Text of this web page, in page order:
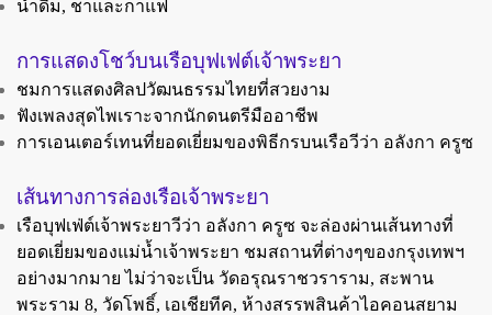
น้ำดื่ม, ชาและกาแฟ
การแสดงโชว์บนเรือบุฟเฟต์เจ้าพระยา
ชมการแสดงศิลปวัฒนธรรมไทยที่สวยงาม
ฟังเพลงสุดไพเราะจากนักดนตรีมืออาชีพ
การเอนเตอร์เทนที่ยอดเยี่ยมของพิธีกรบนเรือวีว่า อลังกา ครูซ
เส้นทางการล่องเรือเจ้าพระยา
เรือบุฟเฟ่ต์เจ้าพระยาวีว่า อลังกา ครูซ จะล่องผ่านเส้นทางที่
ยอดเยี่ยมของแม่น้ำเจ้าพระยา ชมสถานที่ต่างๆของกรุงเทพฯ
อย่างมากมาย ไม่ว่าจะเป็น วัดอรุณราชวราราม, สะพาน
พระราม 8, วัดโพธิ์, เอเชียทีค, ห้างสรรพสินค้าไอคอนสยาม